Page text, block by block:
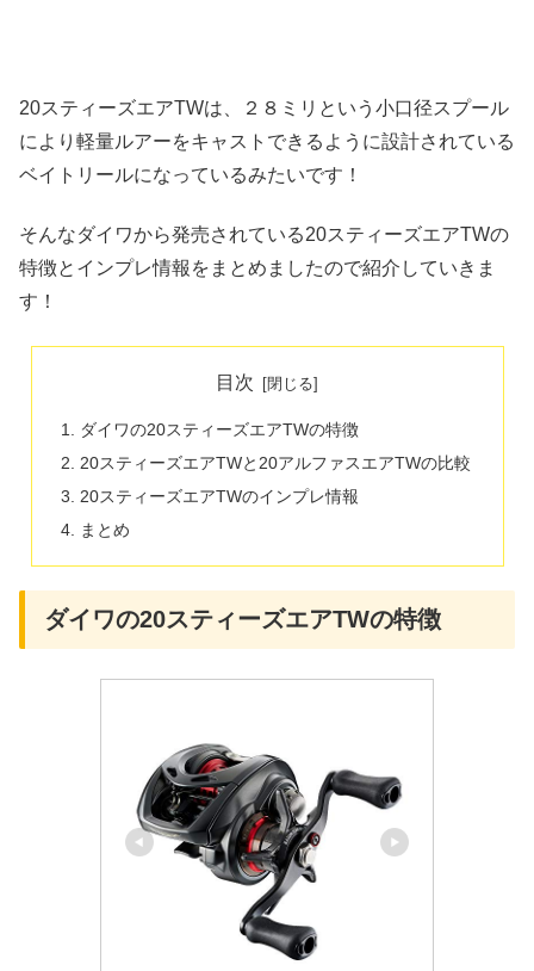
20スティーズエアTWは、２８ミリという小口径スプール
により軽量ルアーをキャストできるように設計されている
ベイトリールになっているみたいです！
そんなダイワから発売されている20スティーズエアTWの
特徴とインプレ情報をまとめましたので紹介していきま
す！
目次
ダイワの20スティーズエアTWの特徴
20スティーズエアTWと20アルファスエアTWの比較
20スティーズエアTWのインプレ情報
まとめ
ダイワの20スティーズエアTWの特徴